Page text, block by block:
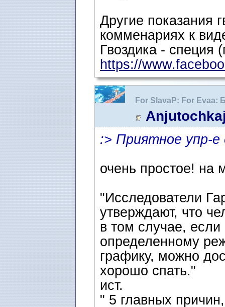
Другие показания
комменариях к
Гвоздика - специя
https://
For SlavaP: For Evaa:
уснуть
:> Приятное упр-е
очень простое! на
"Исследователи
утверждают, что
в том случае, если
определенному
графику, можно
хорошо спать."
ист.
" 5 главных